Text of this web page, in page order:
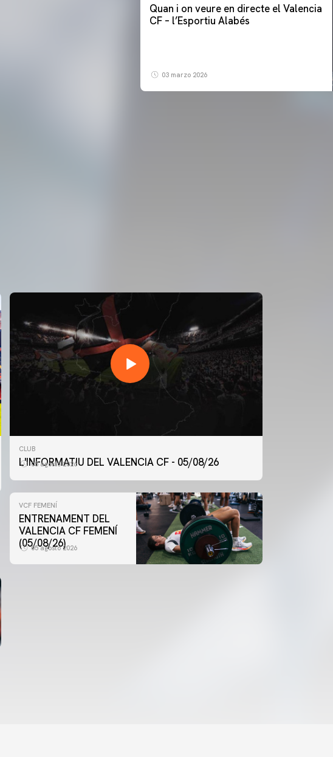
Quan i on veure en directe el Valencia
CF – l’Esportiu Alabés
03 marzo 2026
CLUB
L'INFORMATIU DEL VALENCIA CF - 05/08/26
05 agosto 2026
VCF FEMENÍ
ENTRENAMENT DEL
VALENCIA CF FEMENÍ
(05/08/26)
05 agosto 2026